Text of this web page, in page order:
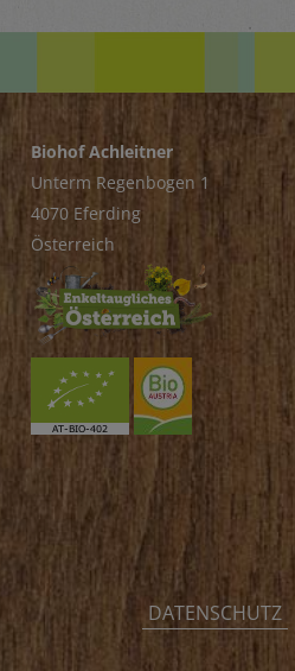
Biohof Achleitner
Unterm Regenbogen 1
4070 Eferding
Österreich
DATENSCHUTZ